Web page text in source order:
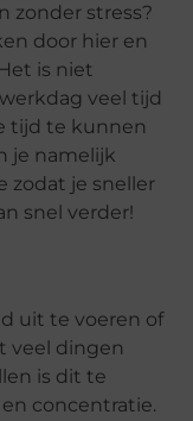
zonder stress?
door hier en
is niet
veel tijd
tijd te kunnen
je namelijk
zodat je sneller
snel verder!
uit te voeren of
veel dingen
is dit te
concentratie.